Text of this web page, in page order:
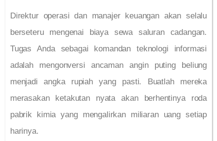
Direktur operasi dan manajer keuangan akan selalu
berseteru mengenai biaya sewa saluran cadangan.
Tugas Anda sebagai komandan teknologi informasi
adalah mengonversi ancaman angin puting beliung
menjadi angka rupiah yang pasti. Buatlah mereka
merasakan ketakutan nyata akan berhentinya roda
pabrik kimia yang mengalirkan miliaran uang setiap
harinya.